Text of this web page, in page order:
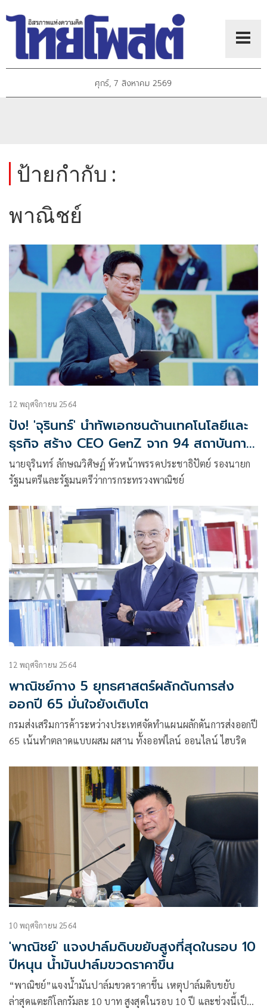
ศุกร์, 7 สิงหาคม 2569
ป้ายกำกับ :
พาณิชย์
12 พฤศจิกายน 2564
ปัง! 'จุรินทร์' นำทัพเอกชนด้านเทคโนโลยีและ
ธุรกิจ สร้าง CEO GenZ จาก 94 สถาบันการ
ศึกษา 'วัยรุ่นชอบ-คนรุ่นใหม่ไปต่อด้วยการค้า'
นายจุรินทร์ ลักษณวิศิษฏ์ หัวหน้าพรรคประชาธิปัตย์ รองนายก
รัฐมนตรีและรัฐมนตรีว่าการกระทรวงพาณิชย์
12 พฤศจิกายน 2564
พาณิชย์กาง 5 ยุทธศาสตร์ผลักดันการส่ง
ออกปี 65 มั่นใจยังเติบโต
กรมส่งเสริมการค้าระหว่างประเทศจัดทำแผนผลักดันการส่งออกปี
65 เน้นทำตลาดแบบผสม ผสาน ทั้งออฟไลน์ ออนไลน์ ไฮบริด
10 พฤศจิกายน 2564
'พาณิชย์' แจงปาล์มดิบขยับสูงที่สุดในรอบ 10
ปีหนุน น้ำมันปาล์มขวดราคาขึ้น
“พาณิชย์”แจงน้ำมันปาล์มขวดราคาขึ้น เหตุปาล์มดิบขยับ
ล่าสุดแตะกิโลกรัมละ 10 บาท สูงสุดในรอบ 10 ปี และช่วงนี้เป็น